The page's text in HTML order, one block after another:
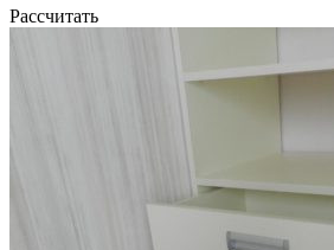
Рассчитать